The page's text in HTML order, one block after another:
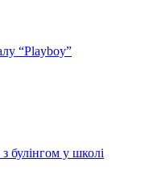
“Playboy”
булінгом у школі